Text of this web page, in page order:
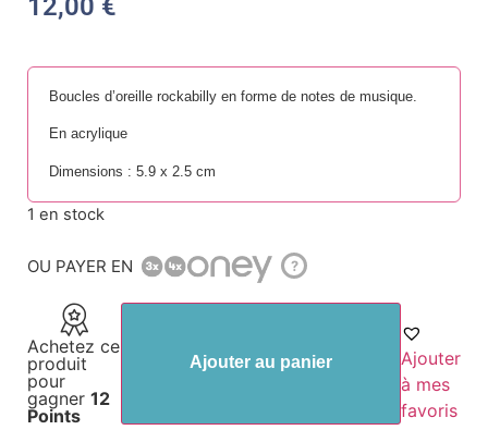
12,00 €
Boucles d’oreille rockabilly en forme de notes de musique.
En acrylique
Dimensions : 5.9 x 2.5 cm
1 en stock
OU PAYER EN ?
Achetez ce
produit
pour
gagner 12
Points
Ajouter au panier
Ajouter
à mes
favoris